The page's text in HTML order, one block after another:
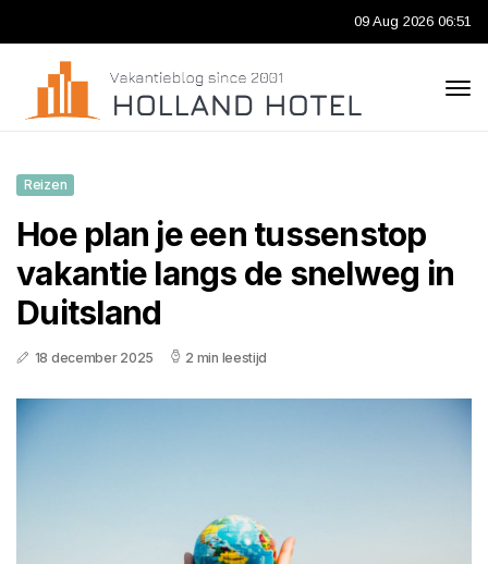
09 Aug 2026 06:51
Reizen
Hoe plan je een tussenstop
vakantie langs de snelweg in
Duitsland
18 december 2025 2 min leestijd